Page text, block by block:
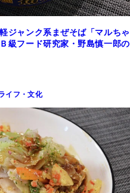
ジャンク系まぜそば「マルちゃ
級フード研究家・野島慎一郎の
イフ・文化